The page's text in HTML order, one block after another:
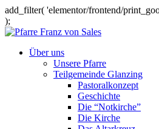
add_filter( 'elementor/frontend/
);
Über uns
Unsere Pfarre
Teilgemeinde Glanzing
Pastoralkonzept
Geschichte
Die “Notkirche”
Die Kirche